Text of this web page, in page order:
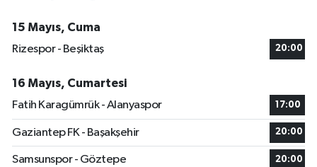
15 Mayıs, Cuma
Rizespor - Beşiktaş
20:00
16 Mayıs, Cumartesi
Fatih Karagümrük - Alanyaspor
17:00
Gaziantep FK - Başakşehir 20:00
Samsunspor - Göztepe 20:00